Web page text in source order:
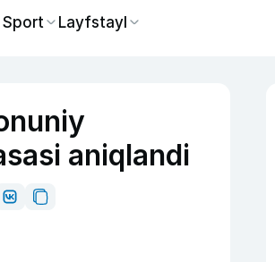
Sport Layfstayl
aniqlandi